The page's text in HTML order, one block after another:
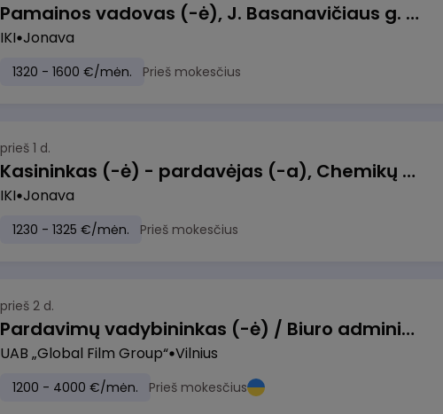
Pamainos vadovas (-ė), J. Basanavičiaus g. 6, Jonava
IKI Jonava
1320 - 1600 €/mėn. Prieš mokesčius
prieš 1 d.
Kasininkas (-ė) - pardavėjas (-a), Chemikų g. 1, Jonava
IKI Jonava
1230 - 1325 €/mėn. Prieš mokesčius
prieš 2 d.
Pardavimų vadybininkas (-ė) / Biuro administratorius (-ė) (B2B)
UAB „Global Film Group“ Vilnius
1200 - 4000 €/mėn. Prieš mokesčius